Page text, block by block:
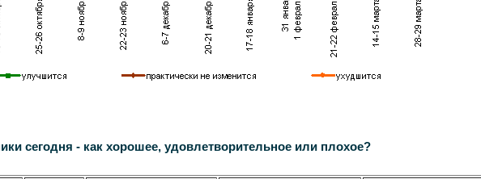
сегодня - как хорошее, удовлетворительное или плохое?